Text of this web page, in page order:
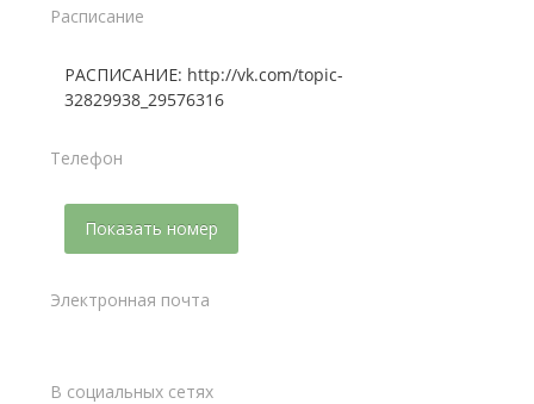
Расписание
РАСПИСАНИЕ: http://vk.com/topic-
32829938_29576316
Телефон
Показать номер
Электронная почта
В социальных сетях